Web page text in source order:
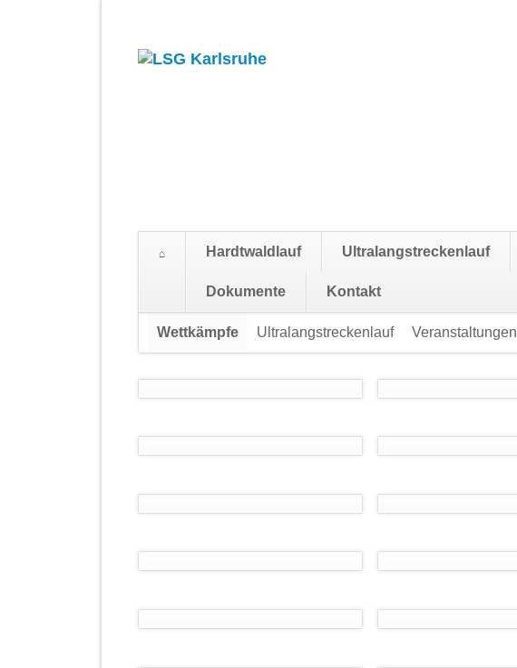
Hardtwaldlauf Ultralangstreckenlauf
Dokumente Kontakt
überspringen
Wettkämpfe Ultralangstreckenlauf Veranstaltungen